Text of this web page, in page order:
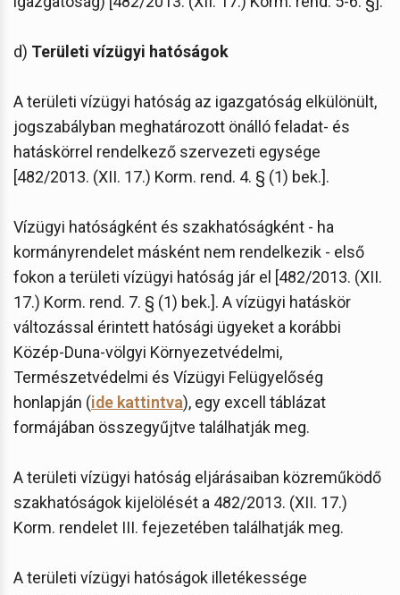
d) Területi vízügyi hatóságok
A területi vízügyi hatóság az igazgatóság elkülönült,
jogszabályban meghatározott önálló feladat- és
hatáskörrel rendelkező szervezeti egysége
[482/2013. (XII. 17.) Korm. rend. 4. § (1) bek.].
Vízügyi hatóságként és szakhatóságként - ha
kormányrendelet másként nem rendelkezik - első
fokon a területi vízügyi hatóság jár el [482/2013. (XII.
17.) Korm. rend. 7. § (1) bek.]. A vízügyi hatáskör
változással érintett hatósági ügyeket a korábbi
Közép-Duna-völgyi Környezetvédelmi,
Természetvédelmi és Vízügyi Felügyelőség
honlapján (ide kattintva), egy excell táblázat
formájában összegyűjtve találhatják meg.
A területi vízügyi hatóság eljárásaiban közreműködő
szakhatóságok kijelölését a 482/2013. (XII. 17.)
Korm. rendelet III. fejezetében találhatják meg.
A területi vízügyi hatóságok illetékessége